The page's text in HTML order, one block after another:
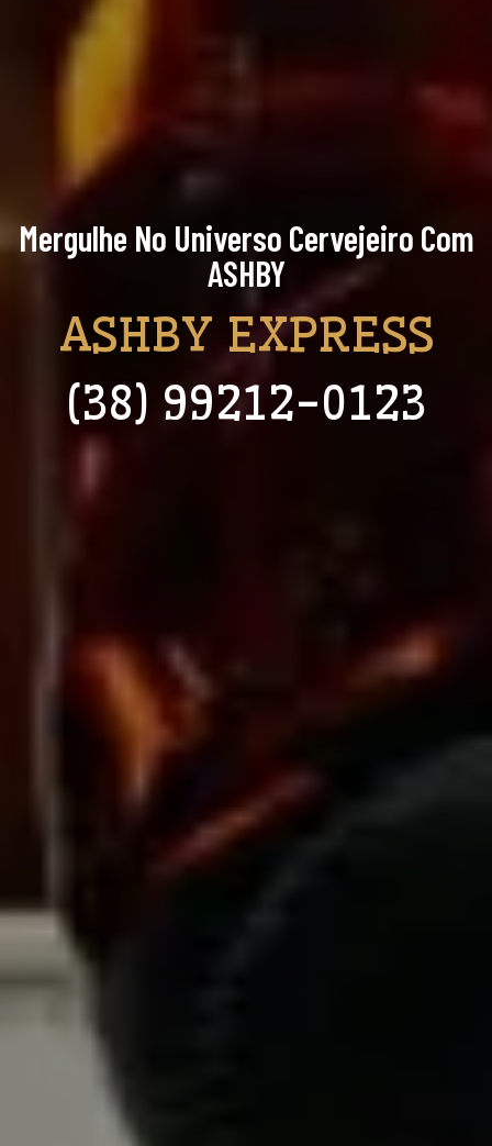
Mergulhe No Universo Cervejeiro Com
ASHBY
ASHBY EXPRESS
(38) 99212-0123